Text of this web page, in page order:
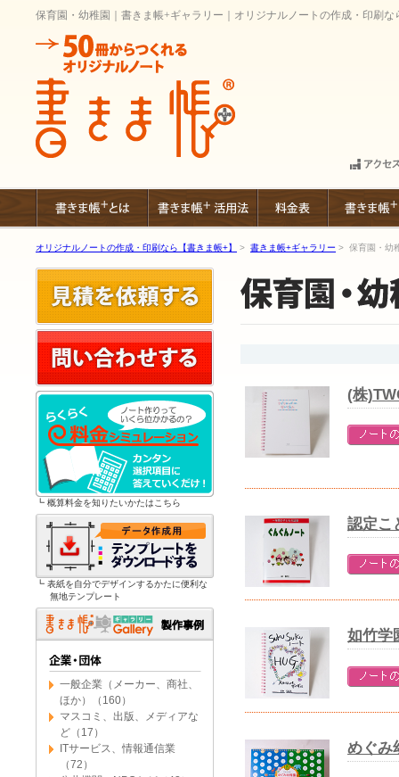
保育園・幼稚園｜書きま帳+ギャラリー｜オリジナルノートの作成・印刷な
オリジナルノートの作成・印刷なら【書きま帳+】 > 書きま帳+ギャラリー > 保育園・幼
┗ 概算料金を知りたいかたはこちら
┗ 表紙を自分でデザインするかたに便利な
無地テンプレート
一般企業（メーカー、商社、
ほか）（160）
マスコミ、出版、メディアな
ど（17）
ITサービス、情報通信業
（72）
(株
認定
如竹
めぐ